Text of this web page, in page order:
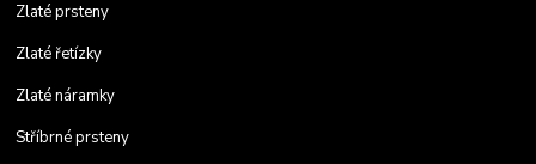
Zlaté prsteny
Zlaté řetízky
Zlaté náramky
Stříbrné prsteny